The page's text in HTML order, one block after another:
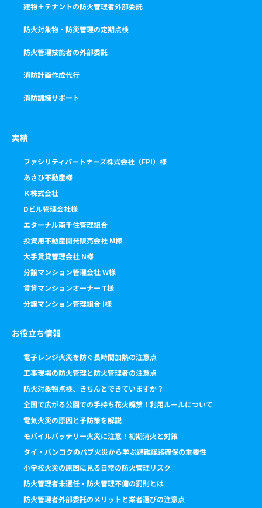
建物＋テナントの防火管理者外部委託
防火対象物・防災管理の定期点検
防火管理技能者の外部委託
消防計画作成代行
消防訓練サポート
実績
ファシリティパートナーズ株式会社（FPI）様
あさひ不動産様
Ｋ株式会社
Dビル管理会社様
エターナル南千住管理組合
投資用不動産開発販売会社 M様
大手賃貸管理会社 N様
分譲マンション管理会社 W様
賃貸マンションオーナー T様
分譲マンション管理組合 I様
お役立ち情報
電子レンジ火災を防ぐ長時間加熱の注意点
工事現場の防火管理と防火管理者の注意点
防火対象物点検、きちんとできていますか？
全国で広がる公園での手持ち花火解禁！利用ルールについて
電気火災の原因と予防策を解説
モバイルバッテリー火災に注意！初期消火と対策
タイ・バンコクのパブ火災から学ぶ避難経路確保の重要性
小学校火災の原因に見る日常の防火管理リスク
防火管理者未選任・防火管理不備の罰則とは
防火管理者外部委託のメリットと業者選びの注意点